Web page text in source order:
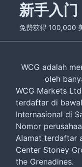
新手入门
免费获得 100,000
WCG adalah
oleh
WCG Markets
terdaftar di
Internasional di
Nomor
Alamat terdaftar
Center Stoney
the Grenadines.